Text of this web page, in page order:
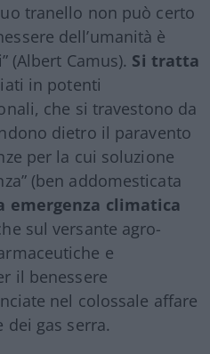
tranello non può certo
dell’umanità è
(Albert Camus). Si tratta
in potenti
che si travestono da
dietro il paravento
per la cui soluzione
(ben addomesticata
emergenza climatica
sul versante agro-
e
il benessere
nel colossale affare
gas serra.